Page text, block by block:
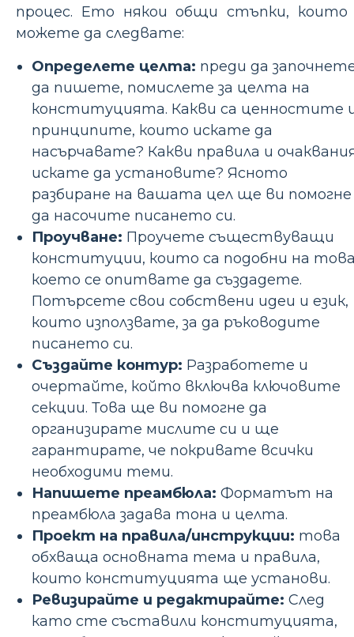
процес. Ето някои общи стъпки, които
можете да следвате:
Определете целта: преди да
да пишете, помислете за целта на
конституцията. Какви са ценностите
принципите, които искате да
насърчавате? Какви правила и
искате да установите? Ясното
разбиране на вашата цел ще ви помогне
да насочите писането си.
Проучване: Проучете съществуващи
конституции, които са подобни на
което се опитвате да създадете.
Потърсете свои собствени идеи и език,
които използвате, за да ръководите
писането си.
Създайте контур: Разработете и
очертайте, който включва ключовите
секции. Това ще ви помогне да
организирате мислите си и ще
гарантирате, че покривате всички
необходими теми.
Напишете преамбюла: Форматът на
преамбюла задава тона и целта.
Проект на правила/инструкции: това
обхваща основната тема и правила,
които конституцията ще установи.
Ревизирайте и редактирайте: След
като сте съставили конституцията,